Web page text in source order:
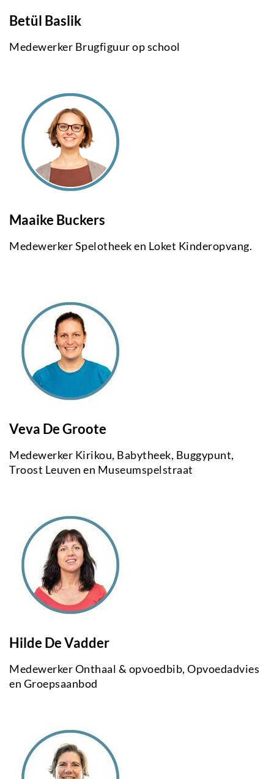
Betül Baslik
Medewerker Brugfiguur op school
Maaike Buckers
Medewerker Spelotheek en Loket Kinderopvang.
Veva De Groote
Medewerker Kirikou, Babytheek, Buggypunt,
Troost Leuven en Museumspelstraat
Hilde De Vadder
Medewerker Onthaal & opvoedbib, Opvoedadvies
en Groepsaanbod